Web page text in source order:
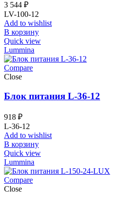
3 544 ₽
LV-100-12
Add to wishlist
В корзину
Quick view
Lummina
Compare
Close
Блок питания L-36-12
918 ₽
L-36-12
Add to wishlist
В корзину
Quick view
Lummina
Compare
Close